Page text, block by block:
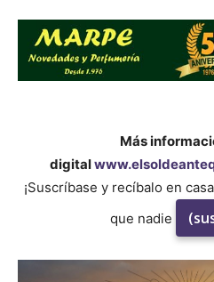
Más
digital
¡Suscríbase y recíbalo en
que nadie